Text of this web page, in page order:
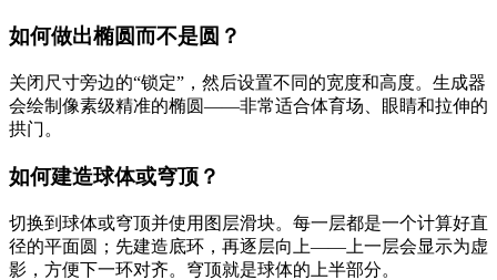
如何做出椭圆而不是圆？
关闭尺寸旁边的“锁定”，然后设置不同的宽度和高度。生成器
会绘制像素级精准的椭圆——非常适合体育场、眼睛和拉伸的
拱门。
如何建造球体或穹顶？
切换到球体或穹顶并使用图层滑块。每一层都是一个计算好直
径的平面圆；先建造底环，再逐层向上——上一层会显示为虚
影，方便下一环对齐。穹顶就是球体的上半部分。